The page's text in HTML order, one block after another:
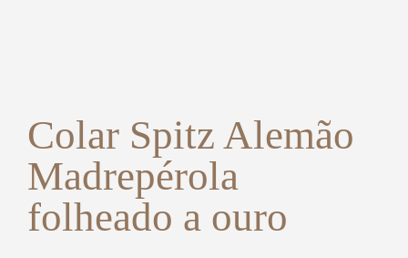
Colar Spitz Alemão
Madrepérola
folheado a ouro